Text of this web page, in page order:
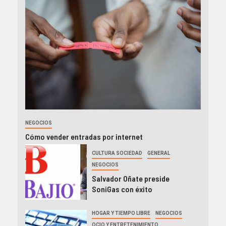
NEGOCIOS
Cómo vender entradas por internet
CULTURA SOCIEDAD GENERAL
NEGOCIOS
Salvador Oñate preside
SoniGas con éxito
HOGAR Y TIEMPO LIBRE NEGOCIOS
OCIO Y ENTRETENIMIENTO